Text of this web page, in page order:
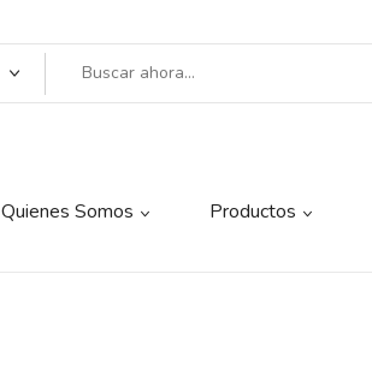
Quienes Somos Productos